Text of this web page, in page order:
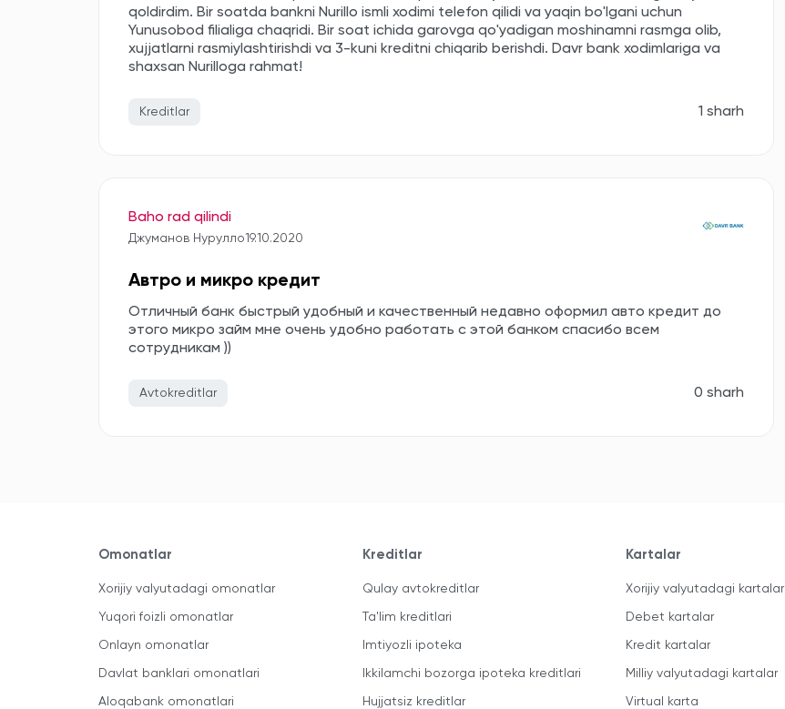
qoldirdim. Bir soatda bankni Nurillo ismli xodimi telefon qilidi va yaqin bo'lgani uchun
Yunusobod filialiga chaqridi. Bir soat ichida garovga qo'yadigan moshinamni rasmga olib,
xujjatlarni rasmiylashtirishdi va 3-kuni kreditni chiqarib berishdi. Davr bank xodimlariga va
shaxsan Nurilloga rahmat!
Kreditlar 1 sharh
Baho rad qilindi
Джуманов Нурулло19.10.2020
Автро и микро кредит
Отличный банк быстрый удобный и качественный недавно оформил авто кредит до
этого микро займ мне очень удобно работать с этой банком спасибо всем
сотрудникам ))
Avtokreditlar 0 sharh
Omonatlar
Xorijiy valyutadagi omonatlar
Yuqori foizli omonatlar
Onlayn omonatlar
Davlat banklari omonatlari
Aloqabank omonatlari
Kreditlar
Qulay avtokreditlar
Ta'lim kreditlari
Imtiyozli ipoteka
Ikkilamchi bozorga ipoteka kreditlari
Hujjatsiz kreditlar
Kartalar
Xorijiy valyutadagi kartalar
Debet kartalar
Kredit kartalar
Milliy valyutadagi kartalar
Virtual karta